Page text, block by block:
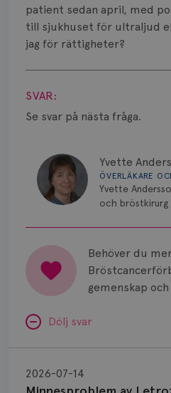
patient sedan april, med
till sjukhuset för ultraljud
jag för rättigheter?
Visa svar
SVAR:
Se svar på nästa fråga.
Yvette
ÖVERLÄKARE
Yvette
och bröstkirurg
Behöver du
gemenskap
Dölj svar
2026-07-14
Letrozol
Läkemedel
Typ av bröstcancer
Smärta
Spridd bröstcancer
Strålning
Vätska